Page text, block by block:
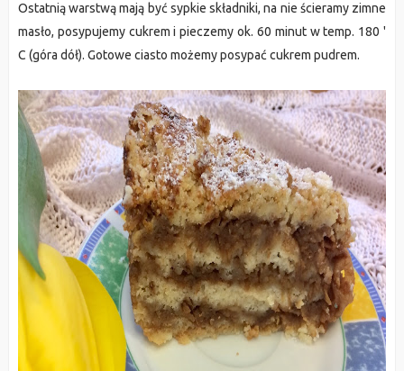
Ostatnią warstwą mają być sypkie składniki, na nie ścieramy zimne
masło, posypujemy cukrem i pieczemy ok. 60 minut w temp. 180 '
C (góra dół). Gotowe ciasto możemy posypać cukrem pudrem.